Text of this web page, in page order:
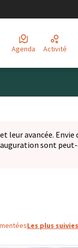
Agenda Activité
leur avancée. Envie
sont
Les plus suivies